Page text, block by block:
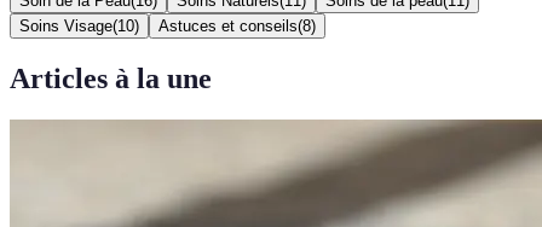
Soins Visage(10) Astuces et conseils(8)
Articles à la une